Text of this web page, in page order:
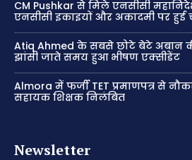
CM Pushkar से मिले एनसीसी
एनसीसी इकाइयों और अकादमी पर हुई
Atiq Ahmed के सबसे छोटे बेटे अबान
झांसी जाते समय हुआ भीषण एक्सीडेंट
Almora में फर्जी TET प्रमाणपत्र से
सहायक शिक्षक निलंबित
Newsletter